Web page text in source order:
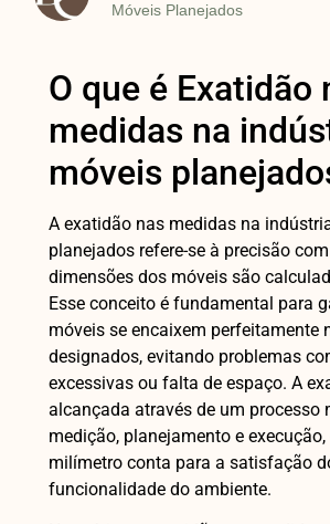
Móveis Planejados
O que é Exatidão
medidas na
móveis
A exatidão nas medidas na
planejados refere-se à precisão
dimensões dos móveis são
Esse conceito é fundamental para
móveis se encaixem perfeitamente
designados, evitando problemas
excessivas ou falta de espaço. A
alcançada através de um processo
medição, planejamento e
milímetro conta para a satisfação
funcionalidade do ambiente.